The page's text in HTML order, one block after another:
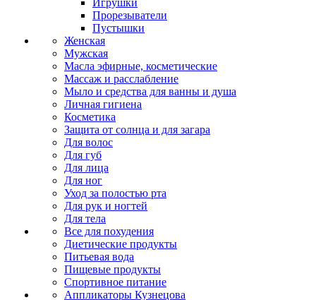
Игрушки
Прорезыватели
Пустышки
Женская
Мужская
Масла эфирные, косметические
Массаж и расслабление
Мыло и средства для ванны и душа
Личная гигиена
Косметика
Защита от солнца и для загара
Для волос
Для губ
Для лица
Для ног
Уход за полостью рта
Для рук и ногтей
Для тела
Все для похудения
Диетические продукты
Питьевая вода
Пищевые продукты
Спортивное питание
Аппликаторы Кузнецова